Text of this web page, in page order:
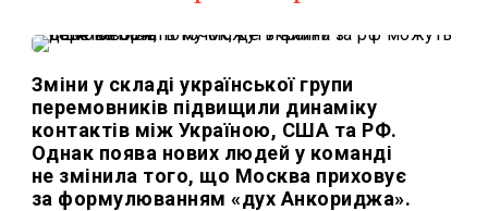
Зміни у складі української групи
перемовників підвищили динаміку
контактів між Україною, США та РФ.
Однак поява нових людей у команді
не змінила того, що Москва приховує
за формулюванням «дух Анкориджа».